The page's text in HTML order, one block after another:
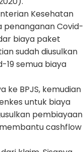
Kesehatan
penanganan Covid-
biaya paket
sudah diusulkan
19 semua biaya
ke BPJS, kemudian
untuk biaya
pembiayaan
cashflow